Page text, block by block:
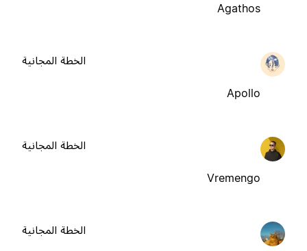
Agathos
Apollo
الخطة المجانية
Vremengo
الخطة المجانية
الخطة المجانية